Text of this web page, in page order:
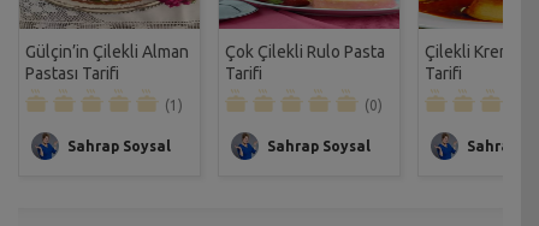
Gülçin’in Çilekli Alman
Pastası Tarifi
(1)
Sahrap Soysal
Çok Çilekli Rulo Pasta
Tarifi
(0)
Sahrap Soysal
Çilekli Krem
Tarifi
Sahrap